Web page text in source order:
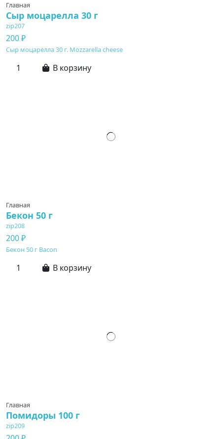
Главная
Сыр моцарелла 30 г
zip207
200 ₽
Сыр моцарелла 30 г. Mozzarella cheese
В корзину
Главная
Бекон 50 г
zip208
200 ₽
Бекон 50 г Bacon
В корзину
Главная
Помидоры 100 г
zip209